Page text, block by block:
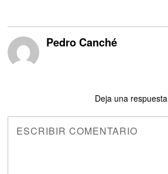
Pedro Canché
Deja una respuesta